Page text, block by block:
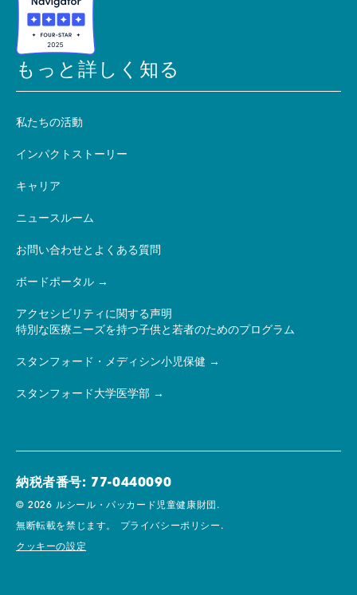
もっと詳しく知る
私たちの活動
インパクトストーリー
キャリア
ニュースルーム
お問い合わせとよくある質問
ボードポータル
アクセシビリティに関する声明
特別な医療ニーズを持つ子供と若者のためのプログラム
スタンフォード・メディシン小児保健
スタンフォード大学医学部
納税者番号: 77-0440090
© 2026 ルシール・パッカード児童健康財団.
無断転載を禁じます。 プライバシーポリシー.
クッキーの設定